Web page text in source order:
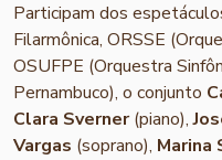
Participam dos
Filarmônica, ORSSE
OSUFPE (Orquestra
Pernambuco), o conjunto
Clara Sverner(piano),
Vargas (soprano), Marina